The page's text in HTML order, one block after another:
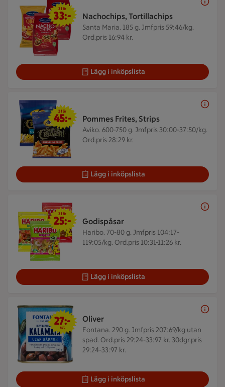
Nachochips, Tortillachips
Santa Maria. 185 g. Jmfpris 59:46/kg.
Ord.pris 16:94 kr.
3 för 33 kr
3 för
33:-
Lägg i inköpslista
Pommes Frites, Strips
Aviko. 600-750 g. Jmfpris 30:00-37:50/kg.
Ord.pris 28:29 kr.
2 för 45 kr
2 för
45:-
Lägg i inköpslista
Godispåsar
Haribo. 70-80 g. Jmfpris 104:17-
119:05/kg. Ord.pris 10:31-11:26 kr.
3 för 25 kr
3 för
25:-
Lägg i inköpslista
Oliver
Fontana. 290 g. Jmfpris 207:69/kg utan
spad. Ord.pris 29:24-33:97 kr. 30dgr.pris
29:24-33:97 kr.
27 kr/st
27:-
/st
Lägg i inköpslista